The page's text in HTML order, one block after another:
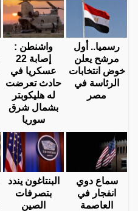
رسميا.. أول
مرشح يعلن
خوض انتخابات
الرئاسة في
مصر
واشنطن :
إصابة 22
عسكريا في
حادث تعرضت
له هليكوبتر
بشمال شرق
سوريا
سماع دوي
انفجار في
العاصمة
البنتاغون يندد
بتصرفات
الصين